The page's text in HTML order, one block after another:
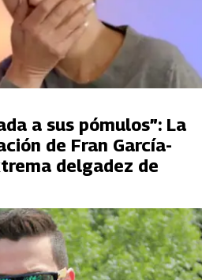
a sus pómulos”: La
de Fran García-
delgadez de